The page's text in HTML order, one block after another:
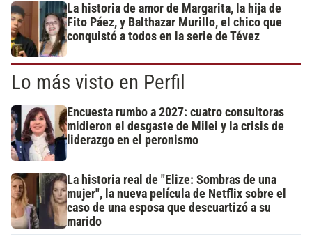
La historia de amor de Margarita, la hija de
Fito Páez, y Balthazar Murillo, el chico que
conquistó a todos en la serie de Tévez
Lo más visto en Perfil
Encuesta rumbo a 2027: cuatro consultoras
midieron el desgaste de Milei y la crisis de
liderazgo en el peronismo
La historia real de "Elize: Sombras de una
mujer", la nueva película de Netflix sobre el
caso de una esposa que descuartizó a su
marido